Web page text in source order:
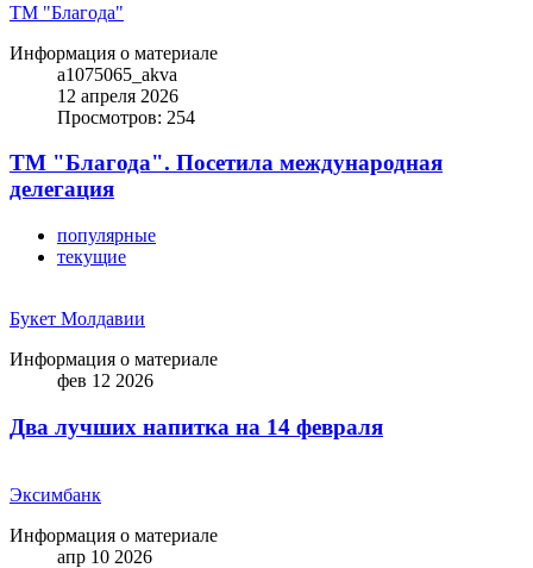
ТМ "Благода"
Информация о материале
a1075065_akva
12 апреля 2026
Просмотров: 254
ТМ "Благода". Посетила международная
делегация
популярные
текущие
Букет Молдавии
Информация о материале
фев 12 2026
Два лучших напитка на 14 февраля
Эксимбанк
Информация о материале
апр 10 2026